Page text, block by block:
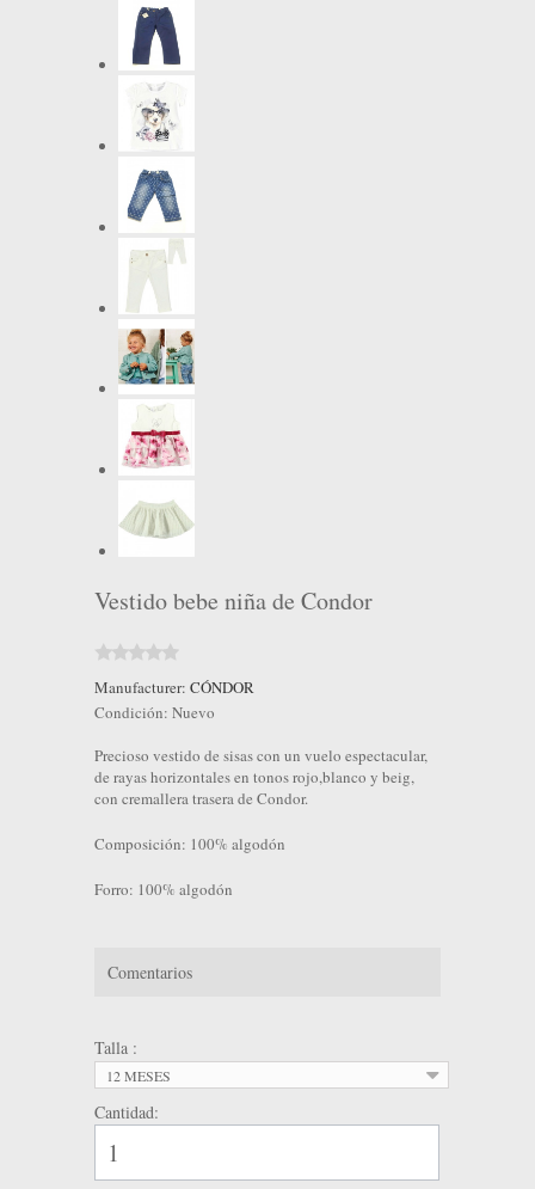
Vestido bebe niña de Condor
Manufacturer: CÓNDOR
Condición: Nuevo
Precioso vestido de sisas con un vuelo espectacular,
de rayas horizontales en tonos rojo,blanco y beig,
con cremallera trasera de Condor.
Composición: 100% algodón
Forro: 100% algodón
Comentarios
Talla :
12 MESES
Cantidad: